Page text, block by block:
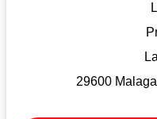
29600